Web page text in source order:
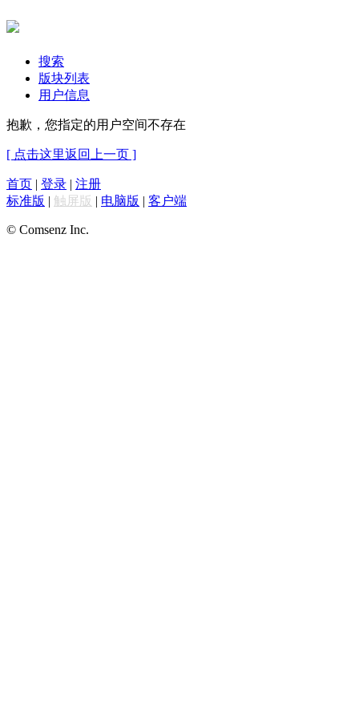
搜索
版块列表
用户信息
抱歉，您指定的用户空间不存在
[ 点击这里返回上一页 ]
首页 | 登录 | 注册
标准版 | 触屏版 | 电脑版 | 客户端
© Comsenz Inc.